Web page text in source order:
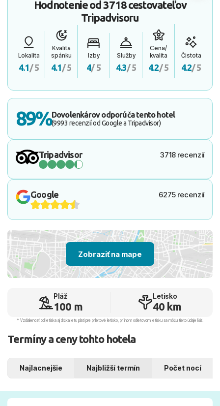
Hodnotenie od3718 cestovateľov
Tripadvisoru
Lokalita
4.1/ 5
Kvalita
spánku
4.1/ 5
Izby
4/ 5
Služby
4.3/ 5
Cena/
kvalita
4.2/ 5
Čistota
4.2/ 5
89%Dovolenkárov odporúča tento hotel
(9993 recenzií od Google a Tripadvisor)
Tripadvisor 3718 recenzií
Google 6275 recenzií
Zobraziť na mape
Pláž
100 m
Letisko
40 km
* Vzdialenosť od letiska aj dľžka letu platí pre príletové letisko, pri inom odletovom letisku sa môžu tieto údaje líšiť.
Termíny a ceny tohto hotela
Najlacnejšie Najbližší termín Počet nocí